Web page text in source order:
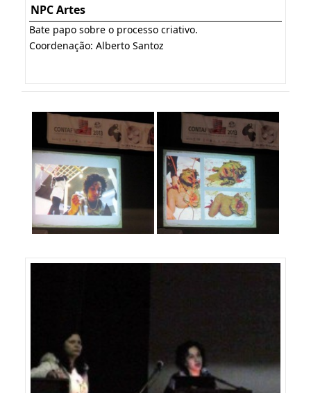
NPC Artes
Bate papo sobre o processo criativo.
Coordenação: Alberto Santoz